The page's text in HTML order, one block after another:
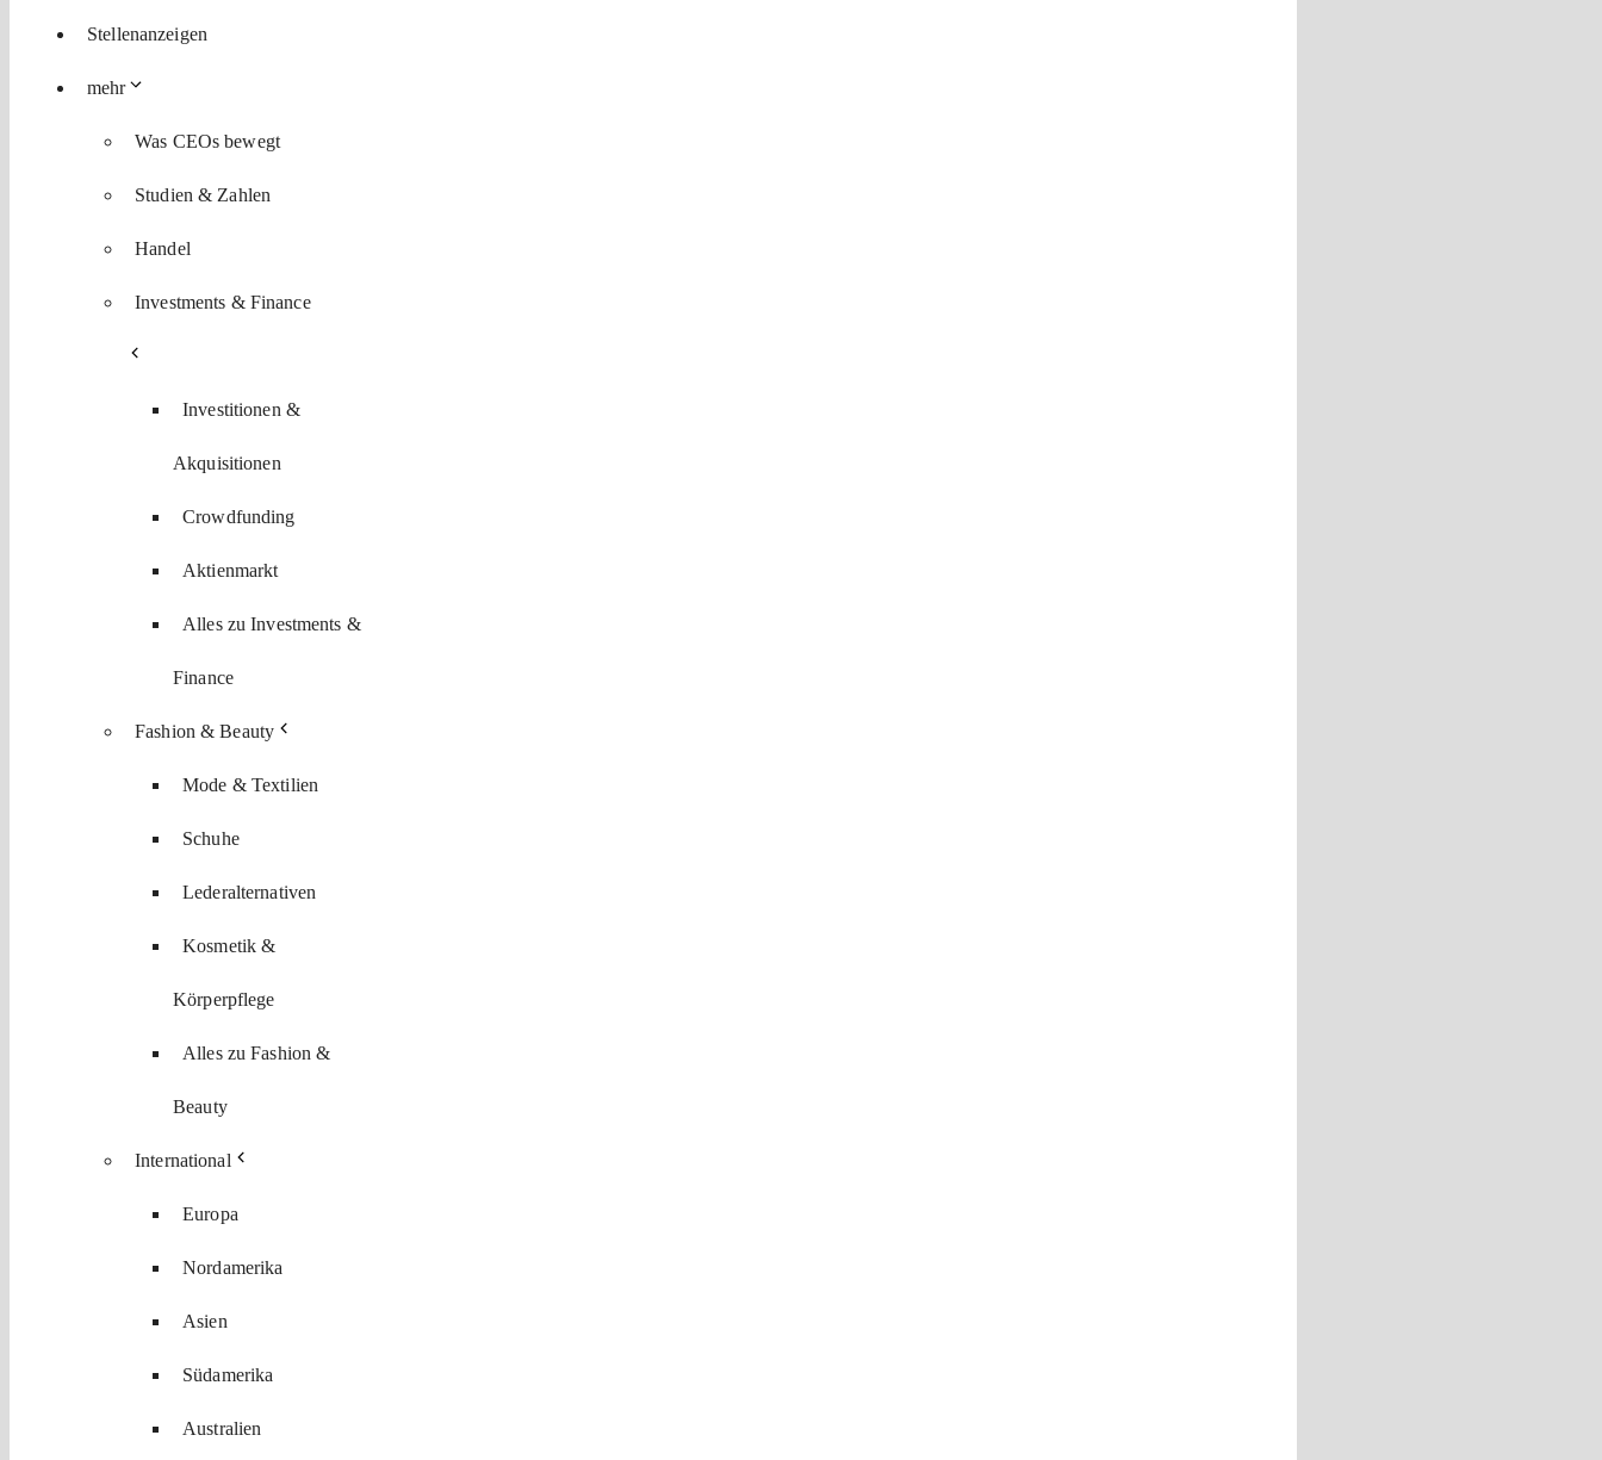
Stellenanzeigen
mehr
Was CEOs bewegt
Studien & Zahlen
Handel
Investments & Finance
Investitionen &
Akquisitionen
Crowdfunding
Aktienmarkt
Alles zu Investments &
Finance
Fashion & Beauty
Mode & Textilien
Schuhe
Lederalternativen
Kosmetik &
Körperpflege
Alles zu Fashion &
Beauty
International
Europa
Nordamerika
Asien
Südamerika
Australien